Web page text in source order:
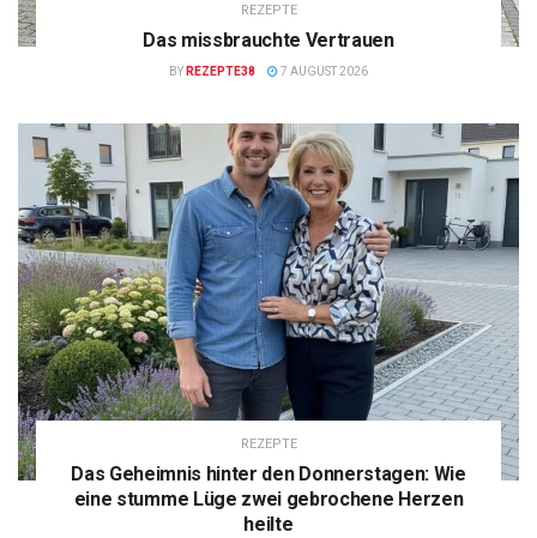
REZEPTE
Das missbrauchte Vertrauen
BY REZEPTE38 7 AUGUST 2026
REZEPTE
Das Geheimnis hinter den Donnerstagen: Wie
eine stumme Lüge zwei gebrochene Herzen
heilte